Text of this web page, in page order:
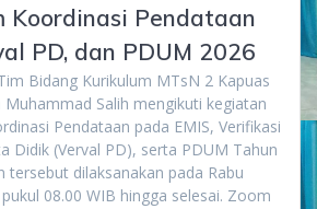
Koordinasi Pendataan
PD, dan PDUM 2026
Bidang Kurikulum MTsN 2 Kapuas
Salih mengikuti kegiatan
Pendataan pada EMIS, Verifikasi
Didik (Verval PD), serta PDUM Tahun
tersebut dilaksanakan pada Rabu
08.00 WIB hingga selesai. Zoom